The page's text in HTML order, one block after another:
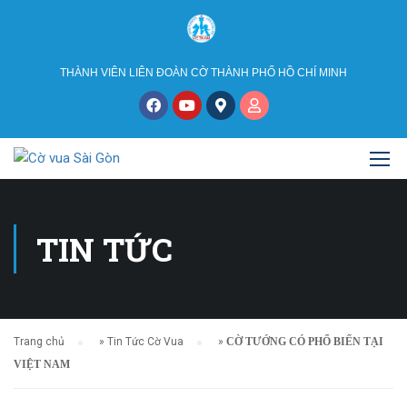
THÀNH VIÊN LIÊN ĐOÀN CỜ THÀNH PHỐ HỒ CHÍ MINH
TIN TỨC
Trang chủ » Tin Tức Cờ Vua » CỜ TƯỚNG CÓ PHỔ BIẾN TẠI
VIỆT NAM